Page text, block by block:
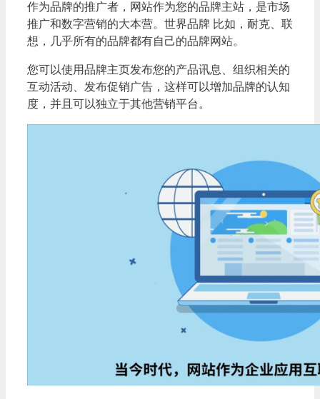
作为品牌的推广者，网站作为您的品牌主站，是市场
推广和数字营销的大本营。世界品牌 比如，耐克、联
想，几乎所有的品牌都有自己的品牌网站。
您可以使用品牌主页发布您的产品讯息、组织相关的
互动活动、发布促销广告，这样可以增加品牌的认知
度，并且可以独立于其他营销平台。